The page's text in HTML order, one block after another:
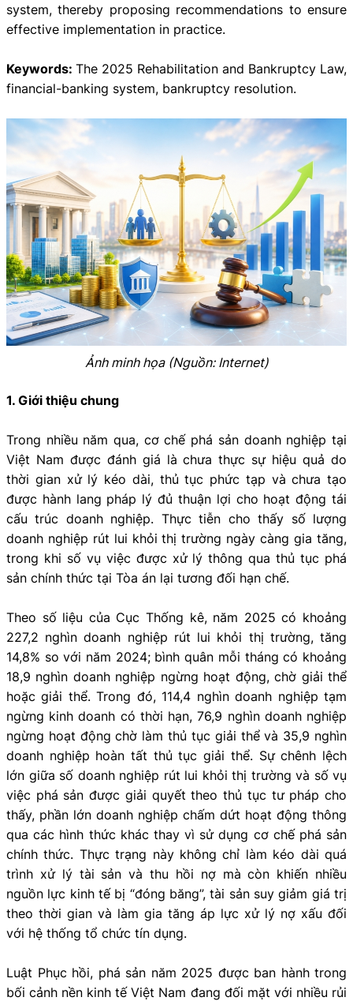
system, thereby proposing recommendations to ensure
effective implementation in practice.
Keywords: The 2025 Rehabilitation and Bankruptcy Law,
financial-banking system, bankruptcy resolution.
Ảnh minh họa (Nguồn: Internet)
1. Giới thiệu chung
Trong nhiều năm qua, cơ chế phá sản doanh nghiệp tại
Việt Nam được đánh giá là chưa thực sự hiệu quả do
thời gian xử lý kéo dài, thủ tục phức tạp và chưa tạo
được hành lang pháp lý đủ thuận lợi cho hoạt động tái
cấu trúc doanh nghiệp. Thực tiễn cho thấy số lượng
doanh nghiệp rút lui khỏi thị trường ngày càng gia tăng,
trong khi số vụ việc được xử lý thông qua thủ tục phá
sản chính thức tại Tòa án lại tương đối hạn chế.
Theo số liệu của Cục Thống kê, năm 2025 có khoảng
227,2 nghìn doanh nghiệp rút lui khỏi thị trường, tăng
14,8% so với năm 2024; bình quân mỗi tháng có khoảng
18,9 nghìn doanh nghiệp ngừng hoạt động, chờ giải thể
hoặc giải thể. Trong đó, 114,4 nghìn doanh nghiệp tạm
ngừng kinh doanh có thời hạn, 76,9 nghìn doanh nghiệp
ngừng hoạt động chờ làm thủ tục giải thể và 35,9 nghìn
doanh nghiệp hoàn tất thủ tục giải thể. Sự chênh lệch
lớn giữa số doanh nghiệp rút lui khỏi thị trường và số vụ
việc phá sản được giải quyết theo thủ tục tư pháp cho
thấy, phần lớn doanh nghiệp chấm dứt hoạt động thông
qua các hình thức khác thay vì sử dụng cơ chế phá sản
chính thức. Thực trạng này không chỉ làm kéo dài quá
trình xử lý tài sản và thu hồi nợ mà còn khiến nhiều
nguồn lực kinh tế bị “đóng băng”, tài sản suy giảm giá trị
theo thời gian và làm gia tăng áp lực xử lý nợ xấu đối
với hệ thống tổ chức tín dụng.
Luật Phục hồi, phá sản năm 2025 được ban hành trong
bối cảnh nền kinh tế Việt Nam đang đối mặt với nhiều rủi